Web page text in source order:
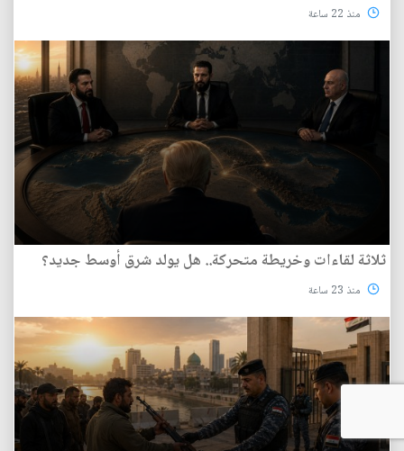
منذ 22 ساعة
ثلاثة لقاءات وخريطة متحركة.. هل يولد شرق أوسط جديد؟
منذ 23 ساعة